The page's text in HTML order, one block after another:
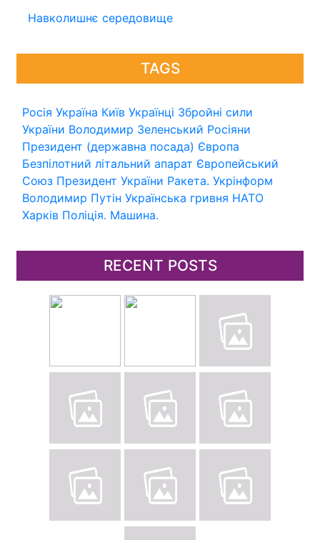
Навколишнє середовище
TAGS
Росія Україна Київ Українці Збройні сили
України Володимир Зеленський Росіяни
Президент (державна посада) Європа
Безпілотний літальний апарат Європейський
Союз Президент України Ракета. Укрінформ
Володимир Путін Українська гривня НАТО
Харків Поліція. Машина.
RECENT POSTS